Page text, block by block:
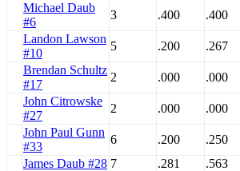
Michael Daub
#6
3 .400 .400
Landon Lawson
#10
5 .200 .267
Brendan Schultz
#17
2 .000 .000
John Citrowske
#27
2 .000 .000
John Paul Gunn
#33
6 .200 .250
James Daub #28 7 .281 .563